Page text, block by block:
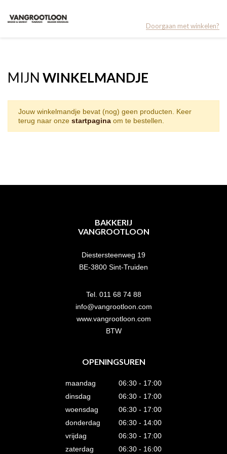
Doorgaan met winkelen?
MIJN WINKELMANDJE
Jouw winkelmandje bevat (nog) geen producten. Keer
terug naar onze startpagina om te bestellen.
BAKKERIJ
VANGROOTLOON
Diestersteenweg 19
BE-3800 Sint-Truiden
Tel. 011 68 74 88
info@vangrootloon.com
www.vangrootloon.com
BTW
OPENINGSUREN
maandag
06:30 - 17:00
dinsdag
06:30 - 17:00
woensdag
06:30 - 17:00
donderdag
06:30 - 14:00
vrijdag
06:30 - 17:00
zaterdag
06:30 - 16:00